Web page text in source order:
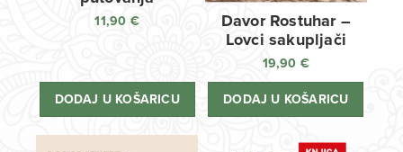
11,90 €
DODAJ U KOŠARICU
Davor Rostuhar –
Lovci sakupljači
19,90 €
DODAJ U KOŠARICU